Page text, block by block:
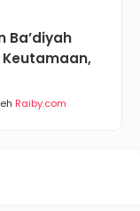
Ba’diyah
Keutamaan,
Raiby.com